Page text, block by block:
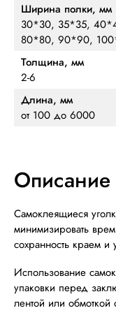
Ширина полки, мм
30*30, 35*35,
80*80, 90*90,
Толщина, мм
2-6
Длина, мм
от 100 до 6000
Описание
Самоклеящиеся
минимизировать
сохранность краем и
Использование
упаковки перед
лентой или обмоткой